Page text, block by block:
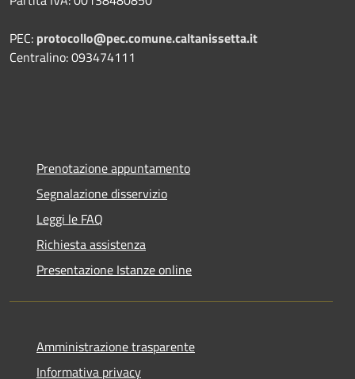
PEC: protocollo@pec.comune.caltanissetta.it
Centralino: 093474111
Prenotazione appuntamento
Segnalazione disservizio
Leggi le FAQ
Richiesta assistenza
Presentazione Istanze online
Amministrazione trasparente
Informativa privacy